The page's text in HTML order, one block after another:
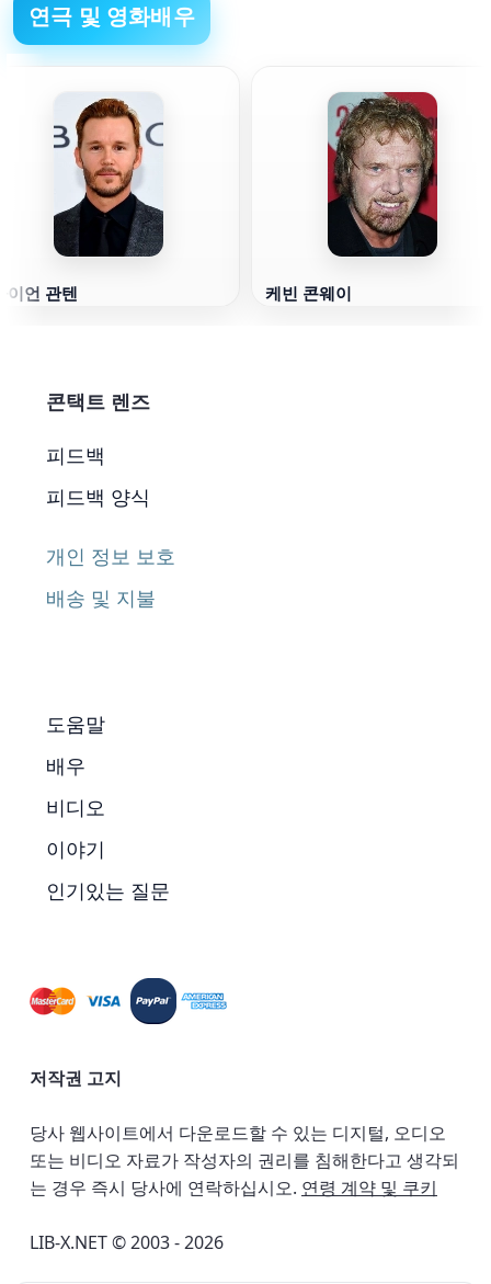
연극 및 영화배우
이언 관텐 케빈 콘웨이
콘택트 렌즈
피드백
피드백 양식
개인 정보 보호
배송 및 지불
도움말
배우
비디오
이야기
인기있는 질문
저작권 고지
당사 웹사이트에서 다운로드할 수 있는 디지털, 오디오
또는 비디오 자료가 작성자의 권리를 침해한다고 생각되
는 경우 즉시 당사에 연락하십시오. 연령 계약 및 쿠키
LIB-X.NET © 2003 - 2026